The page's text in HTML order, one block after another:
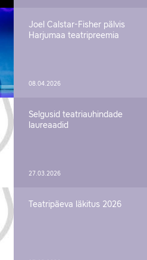
Joel Calstar-Fisher pälvis
Harjumaa teatripreemia
08.04.2026
Selgusid teatriauhindade
laureaadid
27.03.2026
Teatripäeva läkitus 2026